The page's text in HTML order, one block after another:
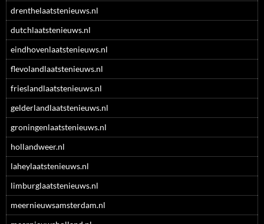
drenthelaatstenieuws.nl
dutchlaatstenieuws.nl
eindhovenlaatstenieuws.nl
flevolandlaatstenieuws.nl
frieslandlaatstenieuws.nl
gelderlandlaatstenieuws.nl
groningenlaatstenieuws.nl
hollandweer.nl
laheylaatstenieuws.nl
limburglaatstenieuws.nl
meernieuwsamsterdam.nl